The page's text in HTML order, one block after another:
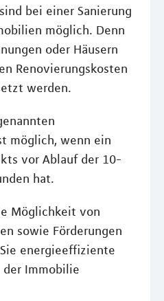
bei einer Sanierung
möglich. Denn
oder Häusern
Renovierungskosten
werden.
möglich, wenn ein
vor Ablauf der 10-
hat.
Möglichkeit von
sowie Förderungen
energieeffiziente
der Immobilie